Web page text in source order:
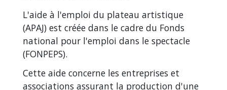
L'aide à l'emploi du plateau artistique
(APAJ) est créée dans le cadre du Fonds
national pour l'emploi dans le spectacle
(FONPEPS).
Cette aide concerne les entreprises et
associations assurant la production d'une